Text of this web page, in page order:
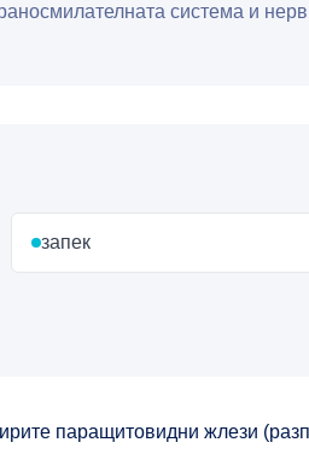
система и
запек
паращитовидни жлези